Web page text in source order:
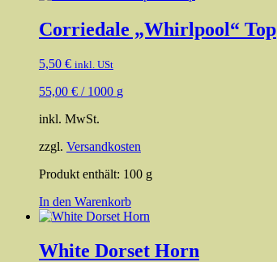
Corriedale „Whirlpool“ Top
5,50 € inkl. USt
55,00 € / 1000 g
inkl. MwSt.
zzgl. Versandkosten
Produkt enthält: 100 g
In den Warenkorb
White Dorset Horn